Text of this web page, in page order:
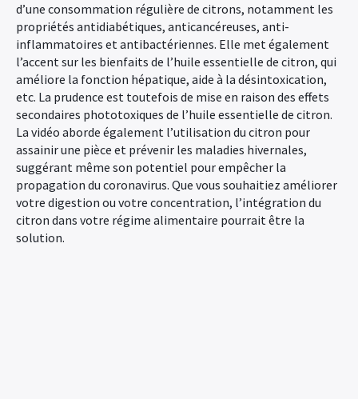
d’une consommation régulière de citrons, notamment les
propriétés antidiabétiques, anticancéreuses, anti-
inflammatoires et antibactériennes. Elle met également
l’accent sur les bienfaits de l’huile essentielle de citron, qui
améliore la fonction hépatique, aide à la désintoxication,
etc. La prudence est toutefois de mise en raison des effets
secondaires phototoxiques de l’huile essentielle de citron.
La vidéo aborde également l’utilisation du citron pour
assainir une pièce et prévenir les maladies hivernales,
suggérant même son potentiel pour empêcher la
propagation du coronavirus. Que vous souhaitiez améliorer
votre digestion ou votre concentration, l’intégration du
citron dans votre régime alimentaire pourrait être la
solution.